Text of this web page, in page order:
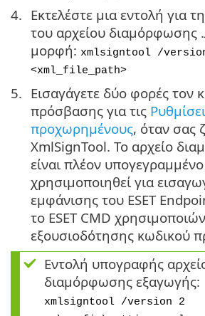
Εκτελέστε μια εντολή για
του αρχείου διαμόρφωσης .
μορφή: xmlsigntool /
<xml_file_path>
Εισαγάγετε δύο φορές τον
πρόσβασης για τις
προχωρημένους, όταν σας
XmlSignTool. Το αρχείο
είναι πλέον
χρησιμοποιηθεί για
εμφάνισης του ESET
το ESET CMD
εξουσιοδότησης κωδικού
Εντολή υπογραφής
διαμόρφωσης εξαγωγής:
xmlsigntool /version 2